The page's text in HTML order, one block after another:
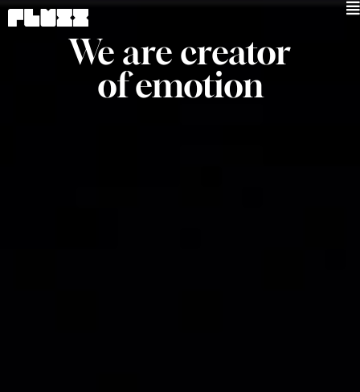
Vai
al
We are creator
of emotion